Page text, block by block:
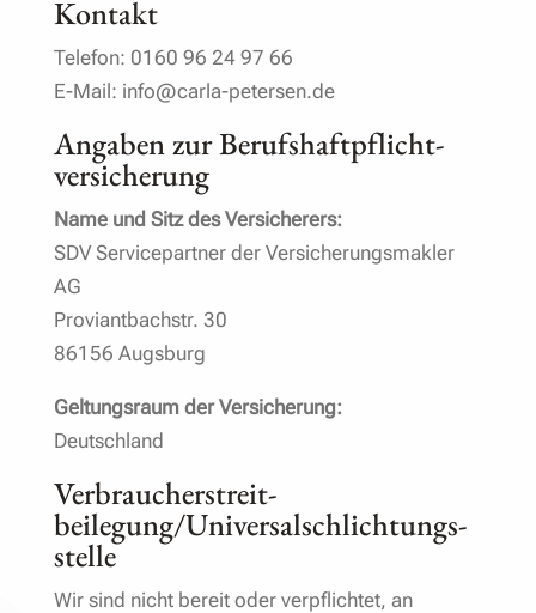
Kontakt
Telefon: 0160 96 24 97 66
E-Mail: info@carla-petersen.de
Angaben zur Berufs­haftpflicht­
versicherung
Name und Sitz des Versicherers:
SDV Servicepartner der Versicherungsmakler
AG
Proviantbachstr. 30
86156 Augsburg
Geltungsraum der Versicherung:
Deutschland
Verbraucher­streit­
beilegung/Universal­schlichtungs­
stelle
Wir sind nicht bereit oder verpflichtet, an